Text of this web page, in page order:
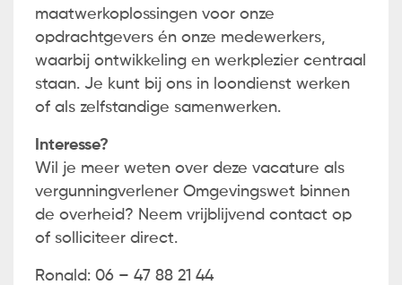
maatwerkoplossingen voor onze
opdrachtgevers én onze medewerkers,
waarbij ontwikkeling en werkplezier centraal
staan. Je kunt bij ons in loondienst werken
of als zelfstandige samenwerken.
Interesse?
Wil je meer weten over deze vacature als
vergunningverlener Omgevingswet binnen
de overheid? Neem vrijblijvend contact op
of solliciteer direct.
Ronald: 06 – 47 88 21 44